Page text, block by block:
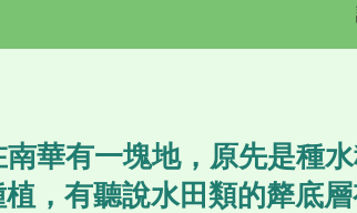
華有一塊地，原先是種
，有聽說水田類的犛底